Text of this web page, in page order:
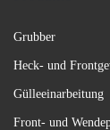
Grubber
Heck- und
Gülleeinarbeitung
Front- und